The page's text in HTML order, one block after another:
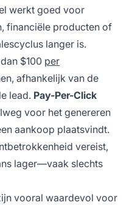
werkt goed voor
financiële producten of
langer is.
$100 per
afhankelijk van de
lead. Pay-Per-Click
voor het genereren
aankoop plaatsvindt.
vereist,
lager—vaak slechts
vooral waardevol voor